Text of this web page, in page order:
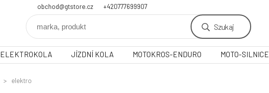
obchod@gtstore.cz +420777699907
Szukaj
ELEKTROKOLA JÍZDNÍ KOLA MOTOKROS-ENDURO MOTO-SILNICE
elektro